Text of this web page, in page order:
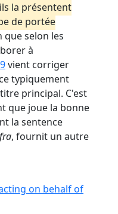
la présentent
de portée
que selon les
à
vient corriger
typiquement
principal. C'est
que joue la bonne
la sentence
, fournit un autre
on behalf of